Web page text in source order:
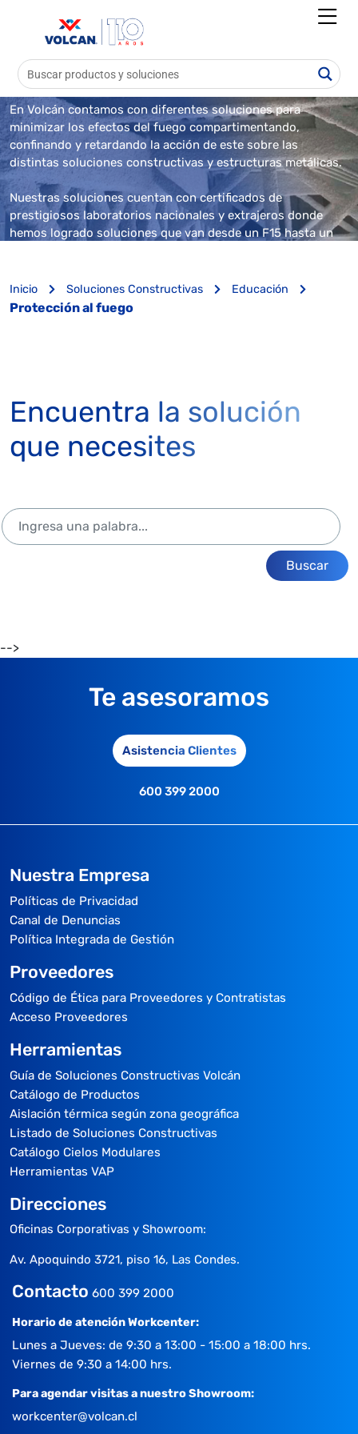
Soluciones para
Protección al fuego
En Volcán contamos con diferentes soluciones para
minimizar los efectos del fuego compartimentando,
confinando y retardando la acción de este sobre las
distintas soluciones constructivas y estructuras metálicas.
Nuestras soluciones cuentan con certificados de
prestigiosos laboratorios nacionales y extrajeros donde
hemos logrado soluciones que van desde un F15 hasta un
Inicio Soluciones Constructivas Educación
Protección al fuego
Encuentra la solución
que necesites
Buscar
-->
Te asesoramos
Asistencia Clientes
600 399 2000
Nuestra Empresa
Políticas de Privacidad
Canal de Denuncias
Política Integrada de Gestión
Proveedores
Código de Ética para Proveedores y Contratistas
Acceso Proveedores
Herramientas
Guía de Soluciones Constructivas Volcán
Catálogo de Productos
Aislación térmica según zona geográfica
Listado de Soluciones Constructivas
Catálogo Cielos Modulares
Herramientas VAP
Direcciones
Oficinas Corporativas y Showroom:
Av. Apoquindo 3721, piso 16, Las Condes.
Contacto 600 399 2000
Horario de atención Workcenter:
Lunes a Jueves: de 9:30 a 13:00 - 15:00 a 18:00 hrs.
Viernes de 9:30 a 14:00 hrs.
Para agendar visitas a nuestro Showroom:
workcenter@volcan.cl